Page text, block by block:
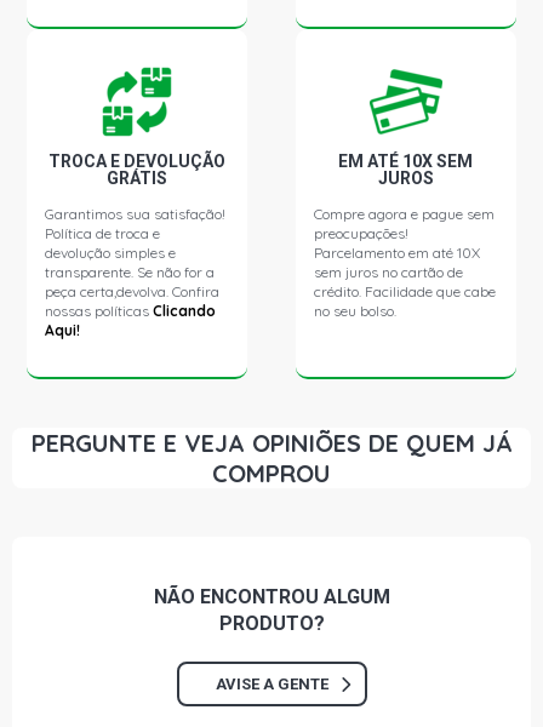
TROCA E DEVOLUÇÃO
GRÁTIS
Garantimos sua satisfação!
Política de troca e
devolução simples e
transparente. Se não for a
peça certa,devolva. Confira
nossas políticasClicando
Aqui!
EM ATÉ 10X SEM
JUROS
Compre agora e pague sem
preocupações!
Parcelamento em até 10X
sem juros no cartão de
crédito. Facilidade que cabe
no seu bolso.
PERGUNTE E VEJA OPINIÕES DE QUEM JÁ
COMPROU
NÃO ENCONTROU ALGUM
PRODUTO?
AVISE A GENTE